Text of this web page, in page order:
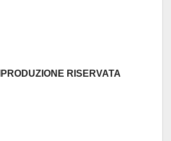
IPRODUZIONE RISERVATA